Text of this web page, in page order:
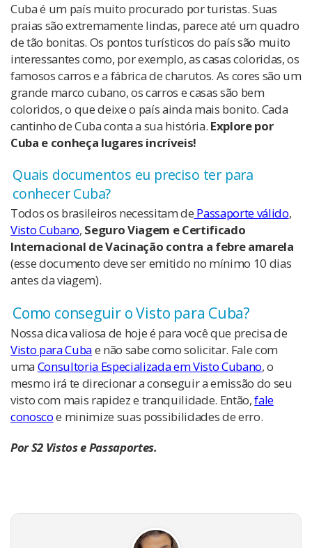
Cuba é um país muito procurado por turistas. Suas
praias são extremamente lindas, parece até um quadro
de tão bonitas. Os pontos turísticos do país são muito
interessantes como, por exemplo, as casas coloridas, os
famosos carros e a fábrica de charutos. As cores são um
grande marco cubano, os carros e casas são bem
coloridos, o que deixe o país ainda mais bonito. Cada
cantinho de Cuba conta a sua história. Explore por
Cuba e conheça lugares incríveis!
Quais documentos eu preciso ter para
conhecer Cuba?
Todos os brasileiros necessitam de Passaporte válido,
Visto Cubano, Seguro Viagem e Certificado
Internacional de Vacinação contra a febre amarela
(esse documento deve ser emitido no mínimo 10 dias
antes da viagem).
Como conseguir o Visto para Cuba?
Nossa dica valiosa de hoje é para você que precisa de
Visto para Cubae não sabe como solicitar. Fale com
uma Consultoria Especializada em Visto Cubano, o
mesmo irá te direcionar a conseguir a emissão do seu
visto com mais rapidez e tranquilidade. Então,fale
conoscoe minimize suas possibilidades de erro.
Por S2 Vistos e Passaportes.